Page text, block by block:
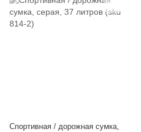
Спортивная / дорожная сумка,